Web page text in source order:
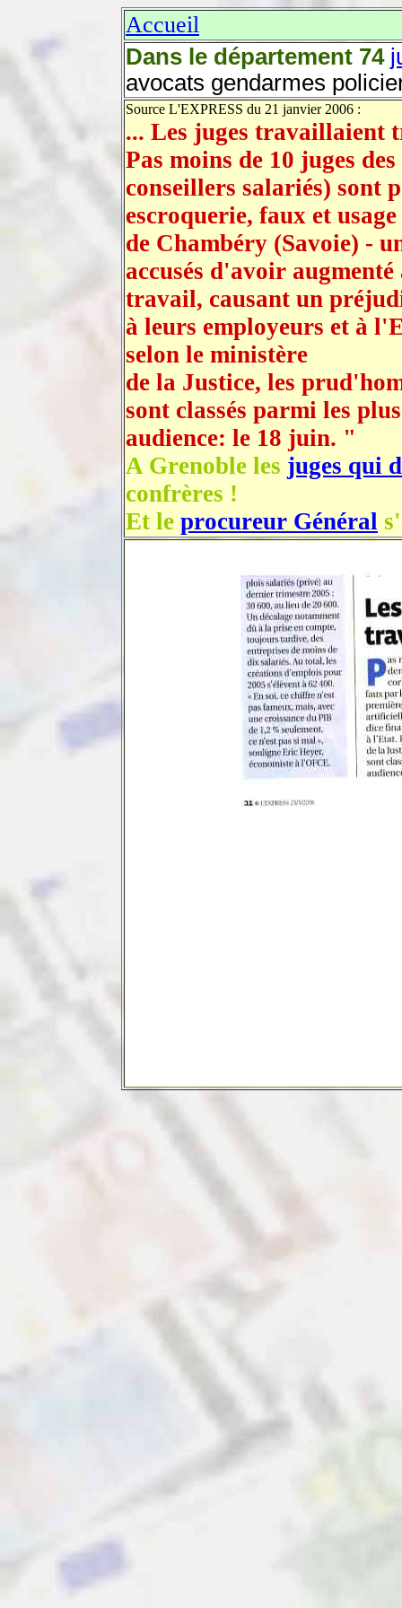
Accueil
Dans le département 74
avocats gendarmes
Source L'EXPRESS du 21 janvier 2006 :
... Les juges travaillaient
Pas moins de 10 juges
conseillers salariés) sont
escroquerie, faux et
de Chambéry (Savoie) -
accusés d'avoir
travail, causant un
à leurs employeurs et à
selon le ministère
de la Justice, les
sont classés parmi les
audience: le 18 juin. "
A Grenoble les juges qui
confrères !
Et le procureur Général